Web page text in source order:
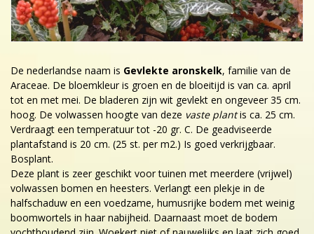
De nederlandse naam is Gevlekte aronskelk, familie van de
Araceae. De bloemkleur is groen en de bloeitijd is van ca. april
tot en met mei. De bladeren zijn wit gevlekt en ongeveer 35 cm.
hoog. De volwassen hoogte van deze vaste plantis ca. 25 cm.
Verdraagt een temperatuur tot -20 gr. C. De geadviseerde
plantafstand is 20 cm. (25 st. per m2.) Is goed verkrijgbaar.
Bosplant.
Deze plant is zeer geschikt voor tuinen met meerdere (vrijwel)
volwassen bomen en heesters. Verlangt een plekje in de
halfschaduw en een voedzame, humusrijke bodem met weinig
boomwortels in haar nabijheid. Daarnaast moet de bodem